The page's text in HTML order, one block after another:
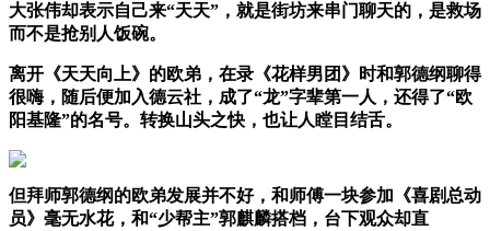
大张伟却表示自己来“天天”，就是街坊来串门聊天的，是救场
而不是抢别人饭碗。
离开《天天向上》的欧弟，在录《花样男团》时和郭德纲聊得
很嗨，随后便加入德云社，成了“龙”字辈第一人，还得了“欧
阳基隆”的名号。转换山头之快，也让人瞠目结舌。
但拜师郭德纲的欧弟发展并不好，和师傅一块参加《喜剧总动
员》毫无水花，和“少帮主”郭麒麟搭档，台下观众却直